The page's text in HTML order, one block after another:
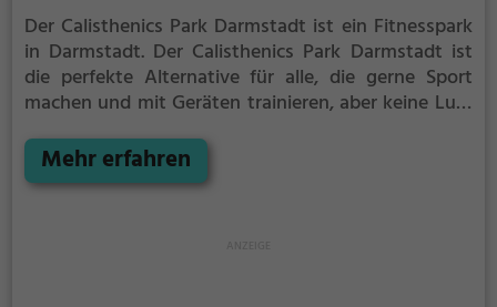
Der Calisthenics Park Darmstadt ist ein Fitnesspark
in Darmstadt. Der Calisthenics Park Darmstadt ist
die perfekte Alternative für alle, die gerne Sport
machen und mit Geräten trainieren, aber keine Lust
Mehr erfahren